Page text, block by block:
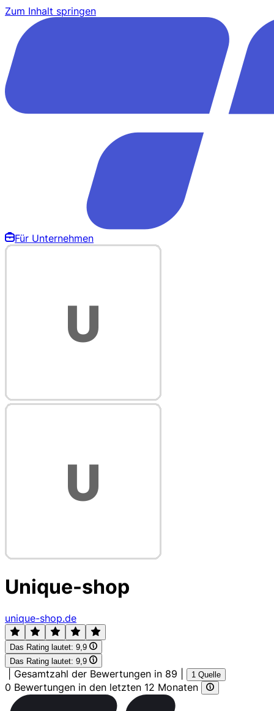
Zum Inhalt springen
Für Unternehmen
Unique-shop
unique-shop.de
Das Rating lautet: 9,9
Das Rating lautet: 9,9
Gesamtzahl der Bewertungen in 89 1 Quelle
0 Bewertungen in den letzten 12 Monaten